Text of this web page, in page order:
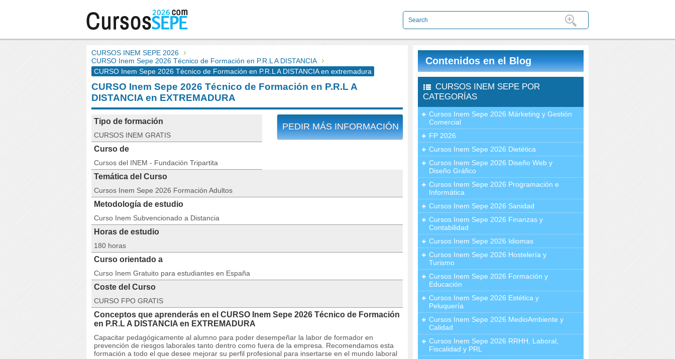
CURSOS INEM SEPE 2026
CURSO Inem Sepe 2026 Técnico de Formación en P.R.L A DISTANCIA
CURSO Inem Sepe 2026 Técnico de Formación en P.R.L A DISTANCIA en extremadura
CURSO Inem Sepe 2026 Técnico de Formación en P.R.L A
DISTANCIA en EXTREMADURA
PEDIR MÁS INFORMACIÓN
Tipo de formación
CURSOS INEM GRATIS
Curso de
Cursos del INEM - Fundación Tripartita
Temática del Curso
Cursos Inem Sepe 2026 Formación Adultos
Metodología de estudio
Curso Inem Subvencionado a Distancia
Horas de estudio
180 horas
Curso orientado a
Curso Inem Gratuito para estudiantes en España
Coste del Curso
CURSO FPO GRATIS
Conceptos que aprenderás en el CURSO Inem Sepe 2026 Técnico de Formación
en P.R.L A DISTANCIA en EXTREMADURA
Capacitar pedagógicamente al alumno para poder desempeñar la labor de formador en
prevención de riesgos laborales tanto dentro como fuera de la empresa. Recomendamos esta
formación a todo el que desee mejorar su perfil profesional para insertarse en el mundo laboral
Contenidos en el Blog
CURSOS INEM SEPE POR
CATEGORÍAS
Cursos Inem Sepe 2026 Márketing y Gestión
Comercial
FP 2026
Cursos Inem Sepe 2026 Dietética
Cursos Inem Sepe 2026 Diseño Web y
Diseño Gráfico
Cursos Inem Sepe 2026 Programación e
Informática
Cursos Inem Sepe 2026 Sanidad
Cursos Inem Sepe 2026 Finanzas y
Contabilidad
Cursos Inem Sepe 2026 Idiomas
Cursos Inem Sepe 2026 Hostelería y
Turismo
Cursos Inem Sepe 2026 Formación y
Educación
Cursos Inem Sepe 2026 Estética y
Peluquería
Cursos Inem Sepe 2026 MedioAmbiente y
Calidad
Cursos Inem Sepe 2026 RRHH, Laboral,
Fiscalidad y PRL